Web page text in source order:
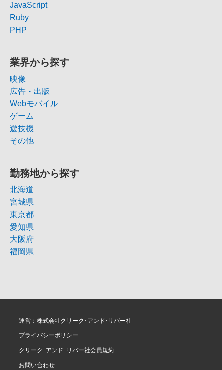
JavaScript
Ruby
PHP
業界から探す
映像
広告・出版
Webモバイル
ゲーム
遊技機
その他
勤務地から探す
北海道
宮城県
東京都
愛知県
大阪府
福岡県
運営：株式会社クリーク･アンド･リバー社
プライバシーポリシー
クリーク･アンド･リバー社会員規約
お問い合わせ